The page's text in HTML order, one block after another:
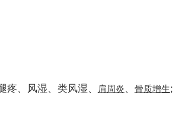
疼、风湿、类风湿、 肩周炎、 骨质增生;